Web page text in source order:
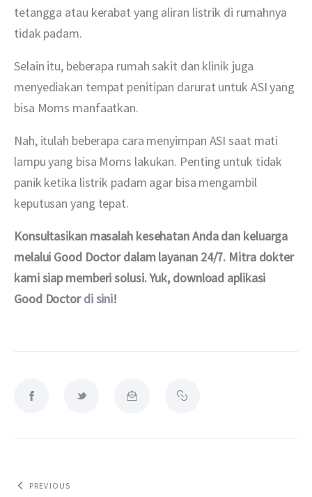
tetangga atau kerabat yang aliran listrik di rumahnya
tidak padam.
Selain itu, beberapa rumah sakit dan klinik juga
menyediakan tempat penitipan darurat untuk ASI yang
bisa Moms manfaatkan.
Nah, itulah beberapa cara menyimpan ASI saat mati
lampu yang bisa Moms lakukan. Penting untuk tidak
panik ketika listrik padam agar bisa mengambil
keputusan yang tepat.
Konsultasikan masalah kesehatan Anda dan keluarga
melalui Good Doctor dalam layanan 24/7. Mitra dokter
kami siap memberi solusi. Yuk, download aplikasi
Good Doctor di sini!
PREVIOUS